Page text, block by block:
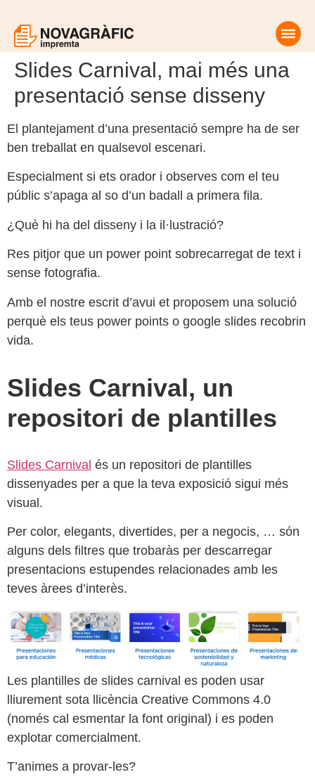
Slides Carnival, mai més una
presentació sense disseny
El plantejament d’una presentació sempre ha de ser
ben treballat en qualsevol escenari.
Especialment si ets orador i observes com el teu
públic s’apaga al so d’un badall a primera fila.
¿Què hi ha del disseny i la il·lustració?
Res pitjor que un power point sobrecarregat de text i
sense fotografia.
Amb el nostre escrit d’avui et proposem una solució
perquè els teus power points o google slides recobrin
vida.
Slides Carnival, un
repositori de plantilles
Slides Carnival és un repositori de plantilles
dissenyades per a que la teva exposició sigui més
visual.
Per color, elegants, divertides, per a negocis, … són
alguns dels filtres que trobaràs per descarregar
presentacions estupendes relacionades amb les
teves àrees d’interès.
Les plantilles de slides carnival es poden usar
lliurement sota llicència Creative Commons 4.0
(només cal esmentar la font original) i es poden
explotar comercialment.
T’animes a provar-les?